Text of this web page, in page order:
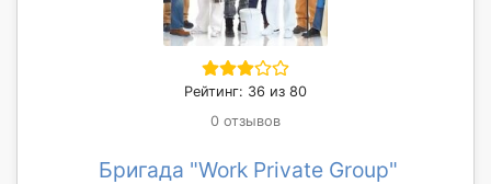
Рейтинг: 36 из 80
0 отзывов
Бригада "Work Private Group"